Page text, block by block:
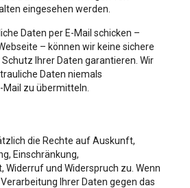
eingesehen werden.
Daten per E-Mail schicken –
– können wir keine sichere
Ihrer Daten garantieren. Wir
Daten niemals
zu übermitteln.
die Rechte auf Auskunft,
Einschränkung,
Widerruf und Widerspruch zu. Wenn
Ihrer Daten gegen das